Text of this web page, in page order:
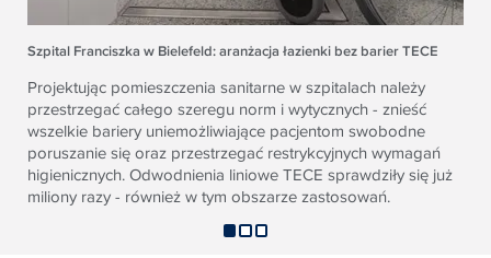
Szpital Franciszka w Bielefeld: aranżacja łazienki bez barier TECE
Projektując pomieszczenia sanitarne w szpitalach należy
przestrzegać całego szeregu norm i wytycznych - znieść
wszelkie bariery uniemożliwiające pacjentom swobodne
poruszanie się oraz przestrzegać restrykcyjnychwymagań
higienicznych. Odwodnienia linioweTECE sprawdziły się już
miliony razy - również w tym obszarzezastosowań.